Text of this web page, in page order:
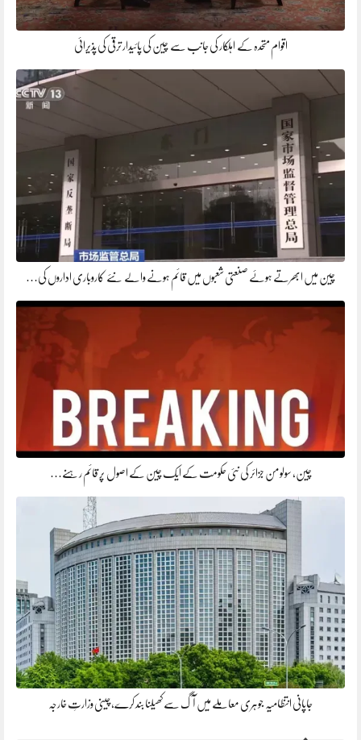
اقوام متحدہ کے اہلکار کی جانب سے چین کی پائیدار ترقی کی پذیرائی
چین میں ابھرتے ہوئے صنعتی شعبوں میں قائم ہونے والے نئے کاروباری اداروں کی…
چین، سولومن جزائر کی نئی حکومت کے ایک چین کے اصول پر قائم رہنے…
جاپانی انتظامیہ جوہری معاملے میں آگ سے کھیلنا بند کرے، چینی وزارتِ خارجہ